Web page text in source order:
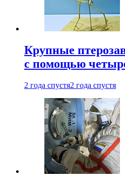
Крупные
с помощью
2 года спустя2 года спустя